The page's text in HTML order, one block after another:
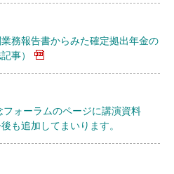
務報告書からみた確定拠出年金の
事）
ォーラムのページに講演資料
も追加してまいります。